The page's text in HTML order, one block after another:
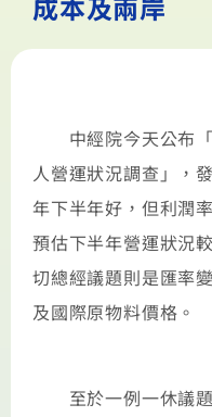
中經院今天公布「
人營運狀況調查」，
年下半年好，但利潤
預估下半年營運狀況
切總經議題則是匯率
及國際原物料價格。
至於一例一休議題